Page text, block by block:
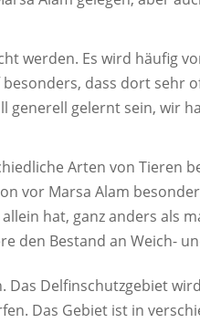
werden. Es wird häufig
dass dort sehr
gelernt sein, wir
Arten von Tieren
vor Marsa Alam
hat, ganz anders als
den Bestand an Weich-
Das Delfinschutzgebiet
Das Gebiet ist in